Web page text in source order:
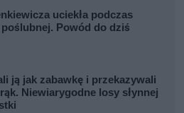
uciekła podczas
Powód do dziś
ją jak zabawkę i przekazywali
Niewiarygodne losy słynnej